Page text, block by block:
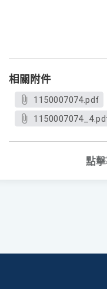
相關附件
1150007074.pdf
點擊